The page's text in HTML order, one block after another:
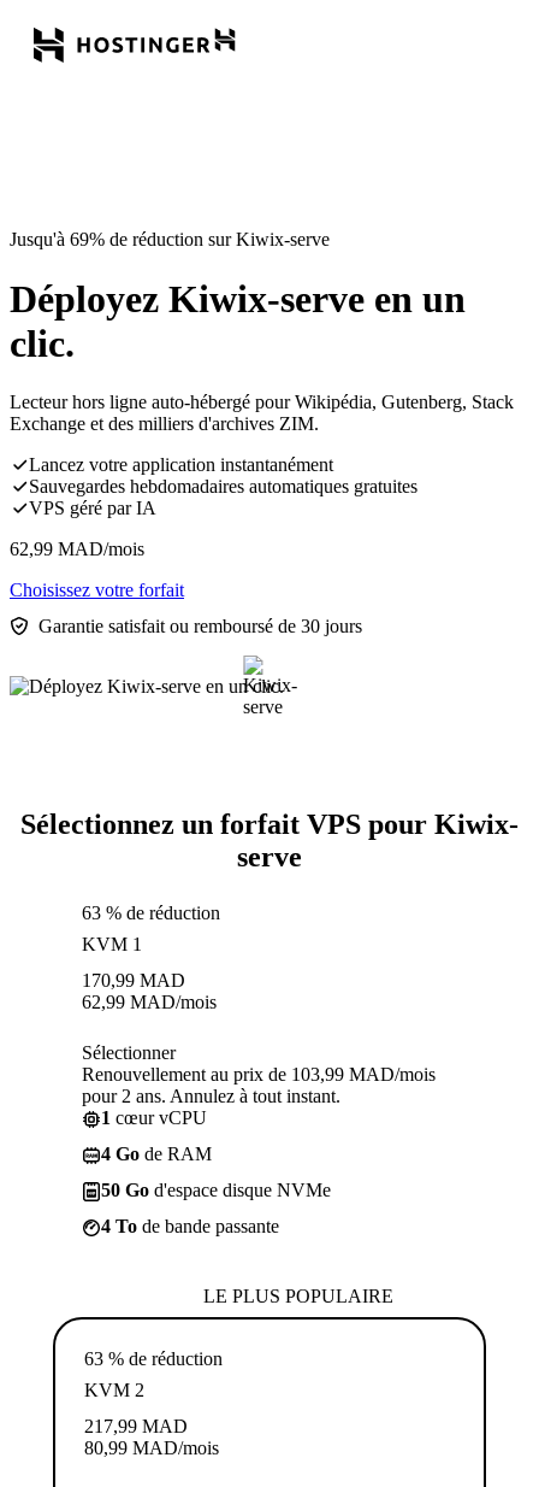
Jusqu'à 69% de réduction sur Kiwix-serve
Déployez Kiwix-serve en un
clic.
Lecteur hors ligne auto-hébergé pour Wikipédia, Gutenberg, Stack
Exchange et des milliers d'archives ZIM.
Lancez votre application instantanément
Sauvegardes hebdomadaires automatiques gratuites
VPS géré par IA
62,99 MAD/mois
Choisissez votre forfait
Garantie satisfait ou remboursé de 30 jours
Sélectionnez un forfait VPS pour Kiwix-
serve
63 % de réduction
KVM 1
170,99 MAD
62,99 MAD/mois
Sélectionner
Renouvellement au prix de 103,99 MAD/mois
pour 2 ans. Annulez à tout instant.
1 cœur vCPU
4 Go de RAM
50 Go d'espace disque NVMe
4 To de bande passante
LE PLUS POPULAIRE
63 % de réduction
KVM 2
217,99 MAD
80,99 MAD/mois